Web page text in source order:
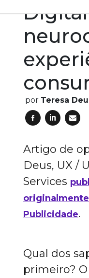
por Teresa
Artigo de
Deus, UX /
Services
Publicidade.
Qual dos
primeiro?